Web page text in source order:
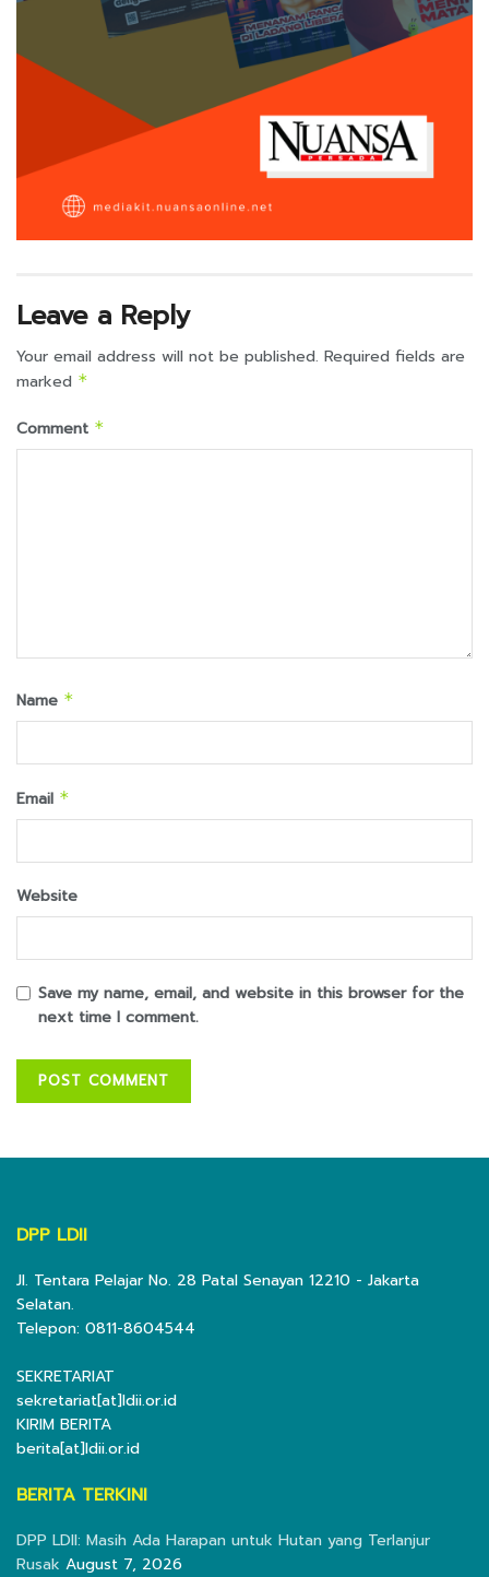
Leave a Reply
Your email address will not be published. Required fields are
marked *
Comment *
Name *
Email *
Website
Save my name, email, and website in this browser for the
next time I comment.
DPP LDII
Jl. Tentara Pelajar No. 28 Patal Senayan 12210 - Jakarta
Selatan.
Telepon: 0811-8604544
SEKRETARIAT
sekretariat[at]ldii.or.id
KIRIM BERITA
berita[at]ldii.or.id
BERITA TERKINI
DPP LDII: Masih Ada Harapan untuk Hutan yang Terlanjur
Rusak August 7, 2026